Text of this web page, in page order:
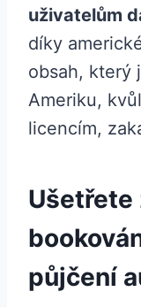
uživatelům
díky
obsah, který
Ameriku,
licencím,
Ušetřete
půjčení